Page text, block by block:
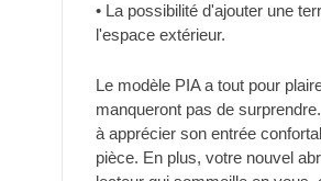
• La possibilité d'ajouter une
l'espace extérieur.
Le modèle PIA a tout pour
manqueront pas de
à apprécier son entrée
pièce. En plus, votre nouvel